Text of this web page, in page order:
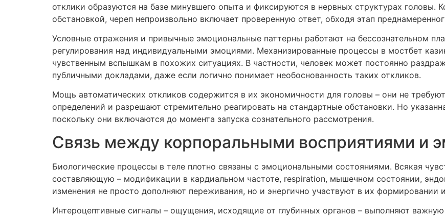
отклики образуются на базе минувшего опыта и фиксируются в нервных структурах головы.
обстановкой, череп непроизвольно включает проверенную ответ, обходя этап
Условные отражения и привычные эмоциональные паттерны работают на бессознательном
регулирования над индивидуальными эмоциями. Механизированные процессы в мостбет
чувственным вспышкам в похожих ситуациях. В частности, человек может постоянно
публичными докладами, даже если логично понимает необоснованность таких откликов.
Мощь автоматических откликов содержится в их экономичности для головы – они не
определений и разрешают стремительно реагировать на стандартные обстановки. Но
поскольку они включаются до момента запуска сознательного рассмотрения.
Связь между корпоральными восприятиями и
Биологические процессы в теле плотно связаны с эмоциональными состояниями. Всякая
составляющую – модификации в кардиальном частоте, respiration, мышечном состоянии,
изменения не просто дополняют переживания, но и энергично участвуют в их формировании
Интероцептивные сигналы – ощущения, исходящие от глубинных органов – выполняют